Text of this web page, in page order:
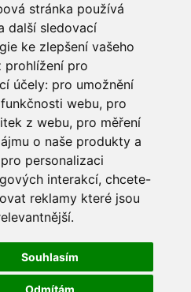
stránka používá
další sledovací
ke zlepšení vašeho
prohlížení pro
účely: pro umožnění
webu, pro
z webu, pro měření
o naše produkty a
personalizaci
interakcí, chcete-
reklamy které jsou
.
Souhlasím
Odmítám
SERVICE
UNS
nopCommerce
Nop-Templates.com